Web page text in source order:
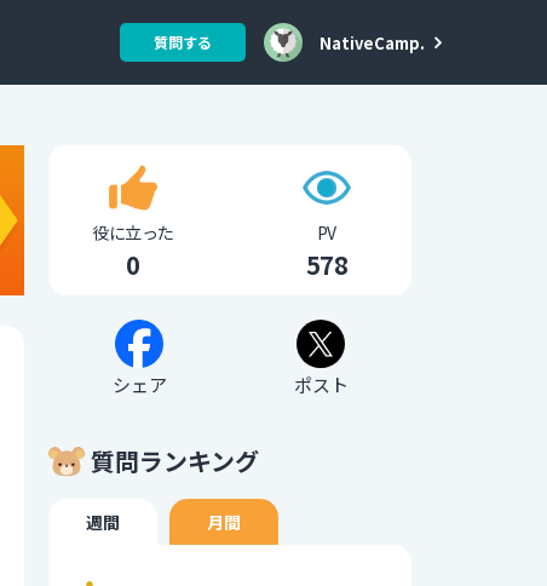
質問する NativeCamp.
役に立った
0
PV
578
シェア ポスト
質問ランキング
週間 月間